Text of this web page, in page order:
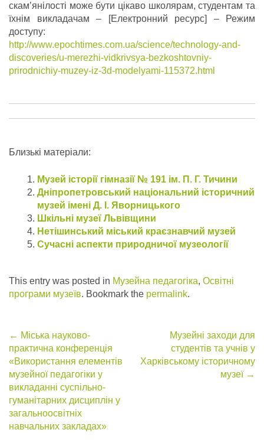
скам’янілості може бути цікаво школярам, студентам та
їхнім викладачам – [Електронний ресурс] – Режим
доступу:
http://www.epochtimes.com.ua/science/technology-and-
discoveries/u-merezhi-vidkrivsya-bezkoshtovniy-
prirodnichiy-muzey-iz-3d-modelyami-115372.html
Близькі матеріали:
Музей історії гімназії № 191 ім. П. Г. Тичини
Дніпропетровський національний історичний
музей імені Д. І. Яворницького
Шкільні музеї Львівщини
Нетішинський міський краєзнавчий музей
Сучасні аспекти природничої музеології
This entry was posted in Музейна педагогіка, Освітні
програми музеїв. Bookmark the permalink.
Post
navigation
← Міська науково-
практична конференція
«Використання елементів
музейної педагогіки у
викладанні суспільно-
гуманітарних дисциплін у
загальноосвітніх
навчальних закладах»
Музейні заходи для
студентів та учнів у
Харківському історичному
музеї →